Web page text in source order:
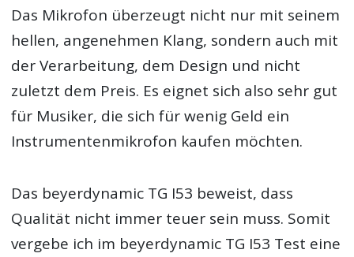
Das Mikrofon überzeugt nicht nur mit seinem
hellen, angenehmen Klang, sondern auch mit
der Verarbeitung, dem Design und nicht
zuletzt dem Preis. Es eignet sich also sehr gut
für Musiker, die sich für wenig Geld ein
Instrumentenmikrofon kaufen möchten.
Das beyerdynamic TG I53 beweist, dass
Qualität nicht immer teuer sein muss. Somit
vergebe ich im beyerdynamic TG I53 Test eine